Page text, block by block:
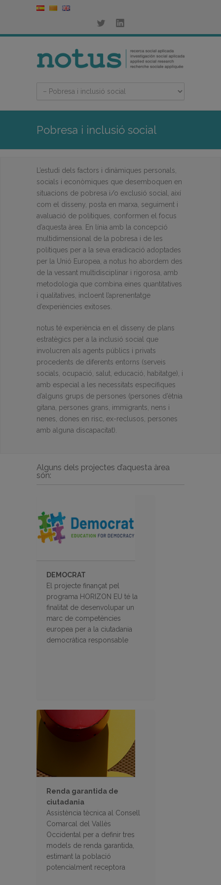
Pobresa i inclusió social
L’estudi dels factors i dinàmiques personals,
socials i econòmiques que desemboquen en
situacions de pobresa i/o exclusió social, així
com el disseny, posta en marxa, seguiment i
avaluació de polítiques, conformen el focus
d’aquesta àrea. En línia amb la concepció
multidimensional de la pobresa i de les
polítiques per a la seva eradicació adoptades
per la Unió Europea, a notus ho abordem des
de la vessant multidisciplinar i rigorosa, amb
metodologia que combina eines quantitatives
i qualitatives, incloent l’aprenentatge
d’experiències exitoses.
notus té experiència en el disseny de plans
estratègics per a la inclusió social que
involucren als agents públics i privats
procedents de diferents entorns (serveis
socials, ocupació, salut, educació, habitatge), i
amb especial a les necessitats específiques
d’alguns grups de persones (persones d’ètnia
gitana, persones grans, immigrants, nens i
nenes, dones en risc, ex-reclusos, persones
amb alguna discapacitat).
Alguns dels projectes d’aquesta àrea
són:
DEMOCRAT
El projecte finançat pel
programa HORIZON EU té la
finalitat de desenvolupar un
marc de competències
europea per a la ciutadania
democràtica responsable
Renda garantida de
ciutadania
Assistència tècnica al Consell
Comarcal del Vallès
Occidental per a definir tres
models de renda garantida,
estimant la població
potencialment receptora